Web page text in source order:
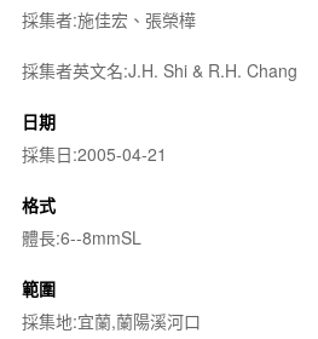
採集者:施佳宏、張榮樺
採集者英文名:J.H. Shi & R.H. Chang
日期
採集日:2005-04-21
格式
體長:6--8mmSL
範圍
採集地:宜蘭,蘭陽溪河口